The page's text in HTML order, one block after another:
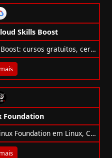
Skills Boost
Explore o Google Cloud Skills Boost: cursos gratuitos, certificações e IA com Gemini, Vertex AI e aprendizado guiado na nuvem.
Foundation
Explore cursos gratuitos da Linux Foundation em Linux, Cloud, DevOps, IA, Segurança e mais. Aprenda com os maiores nomes do open source.